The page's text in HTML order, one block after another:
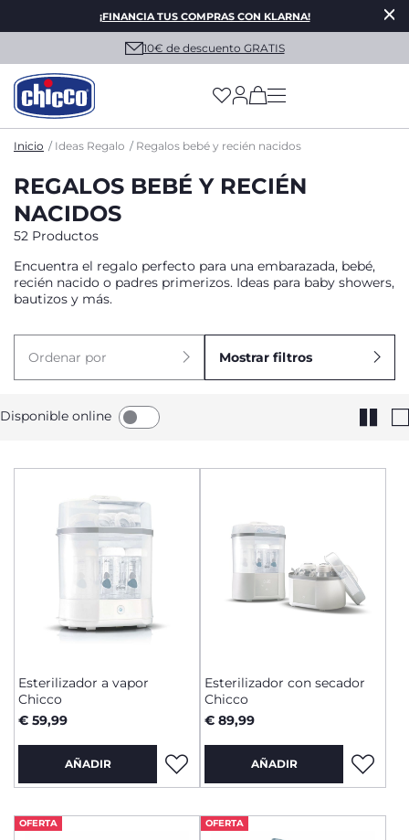
¡FINANCIA TUS COMPRAS CON KLARNA!
10€ de descuento GRATIS
(has more options
Inicio Ideas Regalo Regalos bebé y recién nacidos
REGALOS BEBÉ Y RECIÉN
NACIDOS
52 Productos
Encuentra el regalo perfecto para una embarazada, bebé,
recién nacido o padres primerizos. Ideas para baby showers,
bautizos y más.
Ordenar por Mostrar filtros
Disponible online
Esterilizador a vapor
Chicco
€ 59,99
AÑADIR
Esterilizador con secador
Chicco
€ 89,99
AÑADIR
OFERTA OFERTA